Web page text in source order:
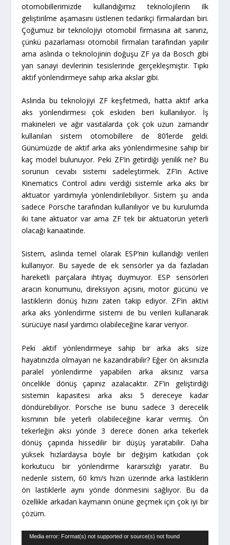
otomobillerimizde kullandığımız teknolojilerin ilk
geliştirilme aşamasını üstlenen tedarikçi firmalardan biri.
Çoğumuz bir teknolojiyi otomobil firmasına ait sanırız,
çünkü pazarlaması otomobil firmaları tarafından yapılır
ama aslında o teknolojinin doğuşu ZF ya da Bosch gibi
yan sanayi devlerinin tesislerinde gerçekleşmiştir. Tıpkı
aktif yönlendirmeye sahip arka akslar gibi.
Aslında bu teknolojiyi ZF keşfetmedi, hatta aktif arka
aks yönlendirmesi çok eskiden beri kullanılıyor. İş
makineleri ve ağır vasıtalarda çok çok uzun zamandır
kullanılan sistem otomobillere de 80’lerde geldi.
Günümüzde de aktif arka aks yönlendirmesine sahip bir
kaç model bulunuyor. Peki ZF’in getirdiği yenilik ne? Bu
sorunun cevabı sistemi sadeleştirmek. ZF’in Active
Kinematics Control adını verdiği sistemle arka aks bir
aktuator yardımıyla yönlendirilebiliyor. Sistem şu anda
sadece Porsche tarafından kullanılıyor ve bu kurulumda
iki tane aktuator var ama ZF tek bir aktuatorün yeterli
olacağı kanaatinde.
Sistem, aslında temel olarak ESP’nin kullandığı verileri
kullanıyor. Bu sayede de ek sensörler ya da fazladan
hareketli parçalara ihtiyaç duymuyor. ESP sensörleri
aracın konumunu, direksiyon açısını, motor gücünü ve
lastiklerin dönüş hızını zaten takip ediyor. ZF’in aktivi
arka aks yönlendirme sistemi de bu verileri kullanarak
sürücüye nasıl yardımcı olabileceğine karar veriyor.
Peki aktif yönlendirmeye sahip bir arka aks size
hayatınızda olmayan ne kazandırabilir? Eğer ön aksınızla
paralel yönlendirme yapabilen arka aksınız varsa
öncelikle dönüş çapınız azalacaktır. ZF’in geliştirdiği
sistemin kapasitesi arka aksı 5 dereceye kadar
döndürebiliyor. Porsche ise bunu sadece 3 derecelik
kısmının bile yeterli olabileceğine karar vermiş. Ön
tekerleğin aksi yönde 3 derece dönen arka tekerlek
dönüş çapında hissedilir bir düşüş yaratabilir. Daha
yüksek hızlardaysa böyle bir değişim katkıdan çok
korkutucu bir yönlendirme kararsızlığı yaratır. Bu
nedenle sistem, 60 km/s hızın üzerinde arka lastiklerin
ön lastiklerle aynı yönde dönmesini sağlıyor. Bu da
özellikle arkadan kaymanın önüne geçmek için çok iyi bir
çözüm.
Video
Media error: Format(s) not supported or source(s) not found